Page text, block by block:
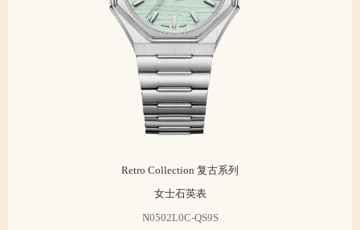
Retro Collection 复古系列
女士石英表
N0502L0C-QS9S